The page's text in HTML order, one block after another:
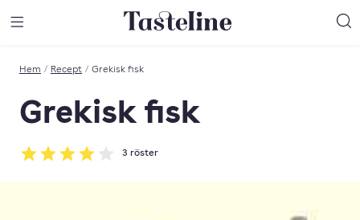
Till Tastelines startsida
Hem / Recept / Grekisk fisk
Grekisk fisk
Betyg: 4 av 5
3 röster